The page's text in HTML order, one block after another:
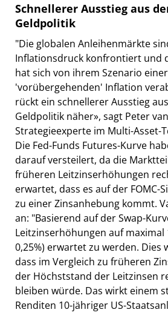
Schnellerer Ausstieg aus
Geldpolitik
"Die globalen Anleihenmärkte
Inflationsdruck konfrontiert und
hat sich von ihrem Szenario einer
'vorübergehenden' Inflation
rückt ein schnellerer Ausstieg
Geldpolitik näher», sagt Peter
Strategieexperte im Multi-Asset-
Die Fed-Funds Futures-Kurve
darauf versteilert, da die
früheren Leitzinserhöhungen
erwartet, dass es auf der FOMC-
zu einer Zinsanhebung kommt.
an: "Basierend auf der Swap-
Leitzinserhöhungen auf maximal
0,25%) erwartet zu werden. Dies
dass im Vergleich zu früheren
der Höchststand der Leitzinsen
bleiben würde. Das wirkt einem
Renditen 10-jähriger US-